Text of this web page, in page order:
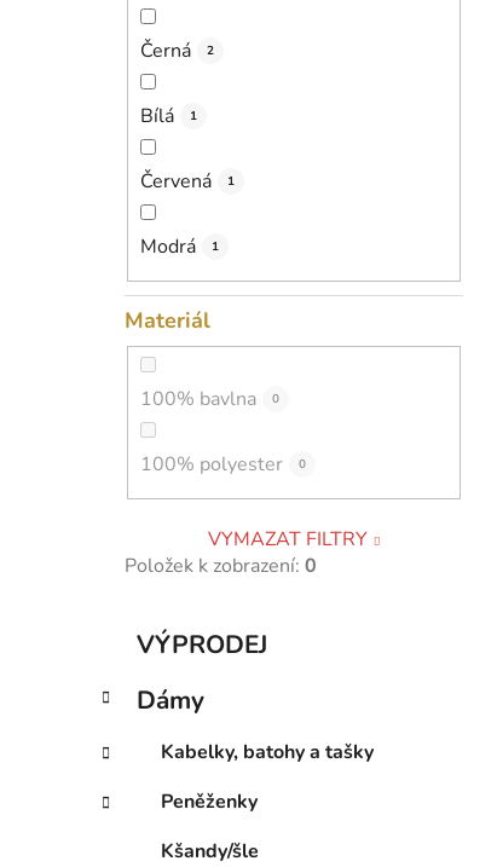
Černá 2
Bílá 1
Červená 1
Modrá 1
Materiál
100% bavlna 0
100% polyester 0
VYMAZAT FILTRY
Položek k zobrazení: 0
Přeskočit
kategorie
e
o
r
i
VÝPRODEJ
Dámy
Kabelky, batohy a tašky
Peněženky
Kšandy/šle